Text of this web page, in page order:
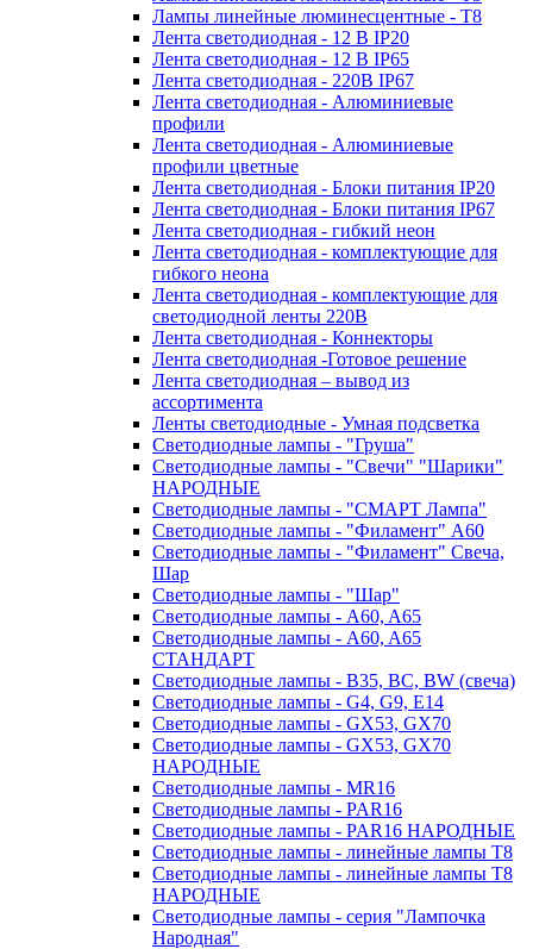
Лампы линейные люминесцентные - Т8
Лента светодиодная - 12 В IP20
Лента светодиодная - 12 В IP65
Лента светодиодная - 220В IP67
Лента светодиодная - Алюминиевые
профили
Лента светодиодная - Алюминиевые
профили цветные
Лента светодиодная - Блоки питания IP20
Лента светодиодная - Блоки питания IP67
Лента светодиодная - гибкий неон
Лента светодиодная - комплектующие для
гибкого неона
Лента светодиодная - комплектующие для
светодиодной ленты 220В
Лента светодиодная - Коннекторы
Лента светодиодная -Готовое решение
Лента светодиодная – вывод из
ассортимента
Ленты светодиодные - Умная подсветка
Светодиодные лампы - "Груша"
Светодиодные лампы - "Свечи" "Шарики"
НАРОДНЫЕ
Светодиодные лампы - "СМАРТ Лампа"
Светодиодные лампы - "Филамент" A60
Светодиодные лампы - "Филамент" Свеча,
Шар
Светодиодные лампы - "Шар"
Светодиодные лампы - A60, A65
Светодиодные лампы - A60, A65
СТАНДАРТ
Светодиодные лампы - B35, BC, BW (свеча)
Светодиодные лампы - G4, G9, Е14
Светодиодные лампы - GX53, GX70
Светодиодные лампы - GX53, GX70
НАРОДНЫЕ
Светодиодные лампы - MR16
Светодиодные лампы - PAR16
Светодиодные лампы - PAR16 НАРОДНЫЕ
Светодиодные лампы - линейные лампы T8
Светодиодные лампы - линейные лампы T8
НАРОДНЫЕ
Светодиодные лампы - серия "Лампочка
Народная"